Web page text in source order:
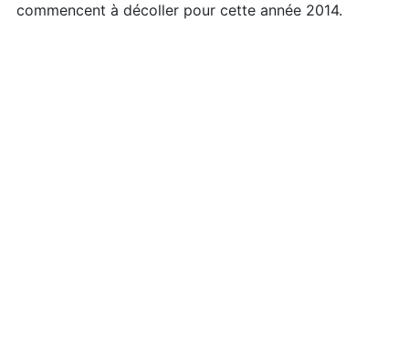
commencent à décoller pour cette année 2014.